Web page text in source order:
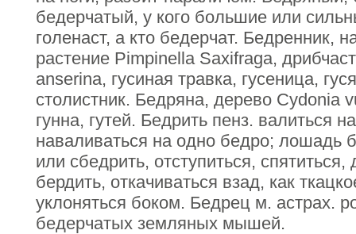
бедерчатый, у кого большие или
голенаст, а кто бедерчат. Бедренник,
растение Pimpinella Saxifraga,
anserina, гусиная травка, гусеница,
столистник. Бедряна, дерево Суdonia
гунна, гутей. Бедрить пенз. валиться
наваливаться на одно бедро; лошадь
или сбедрить, отступиться, спятиться,
бердить, откачиваться взад, как
уклоняться боком. Бедрец м. астрах.
бедерчатых земляных мышей.